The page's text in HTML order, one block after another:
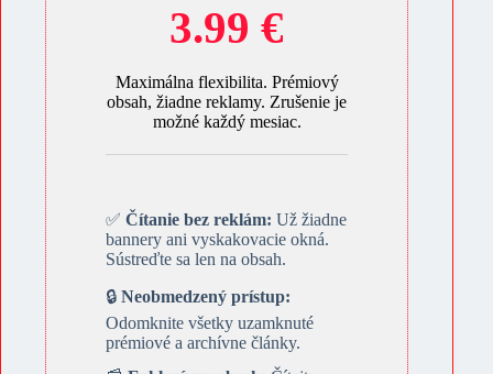
3.99 €
Maximálna flexibilita. Prémiový
obsah, žiadne reklamy. Zrušenie je
možné každý mesiac.
✅Čítanie bez reklám: Už žiadne
bannery ani vyskakovacie okná.
Sústreďte sa len na obsah.
🔒Neobmedzený prístup:
Odomknite všetky uzamknuté
prémiové a archívne články.